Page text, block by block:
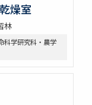
燥室
林
科学研究科・農学